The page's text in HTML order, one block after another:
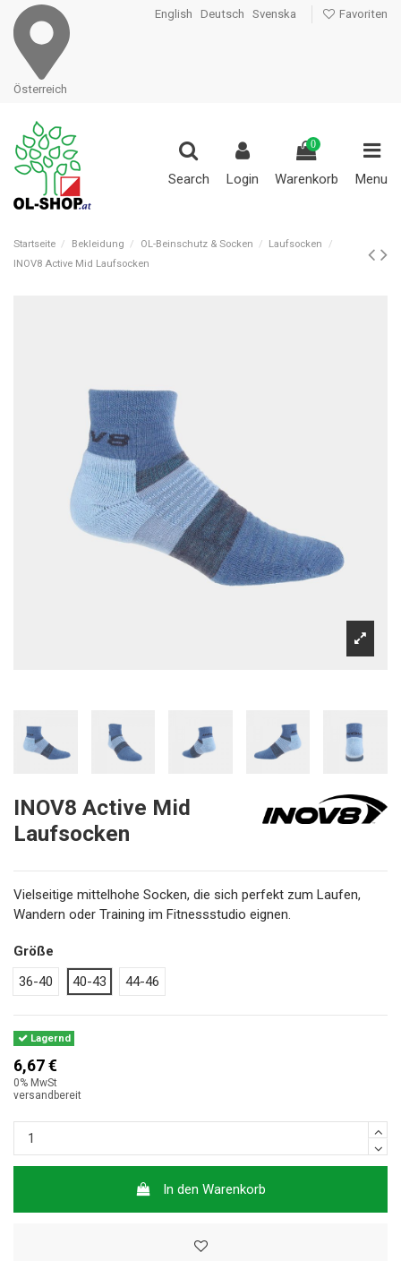
Österreich
English Deutsch Svenska Favoriten
Search Login
0
Warenkorb Menu
Startseite Bekleidung OL-Beinschutz & Socken
Laufsocken
INOV8 Active Mid Laufsocken
INOV8 Active Mid
Laufsocken
Vielseitige mittelhohe Socken, die sich perfekt zum Laufen,
Wandern oder Training im Fitnessstudio eignen.
Größe
36-40
40-43 44-46
Lagernd
6,67 €
0% MwSt
versandbereit
In den Warenkorb